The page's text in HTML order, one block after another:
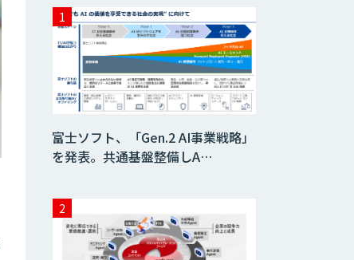
富士ソフト、「Gen.2 AI事業戦略」
を発表。共通基盤整備しA…